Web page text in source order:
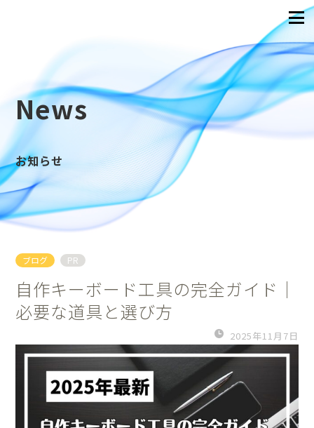
News
お知らせ
ブログ PR
自作キーボード工具の完全ガイド｜
必要な道具と選び方
2025年11月7日